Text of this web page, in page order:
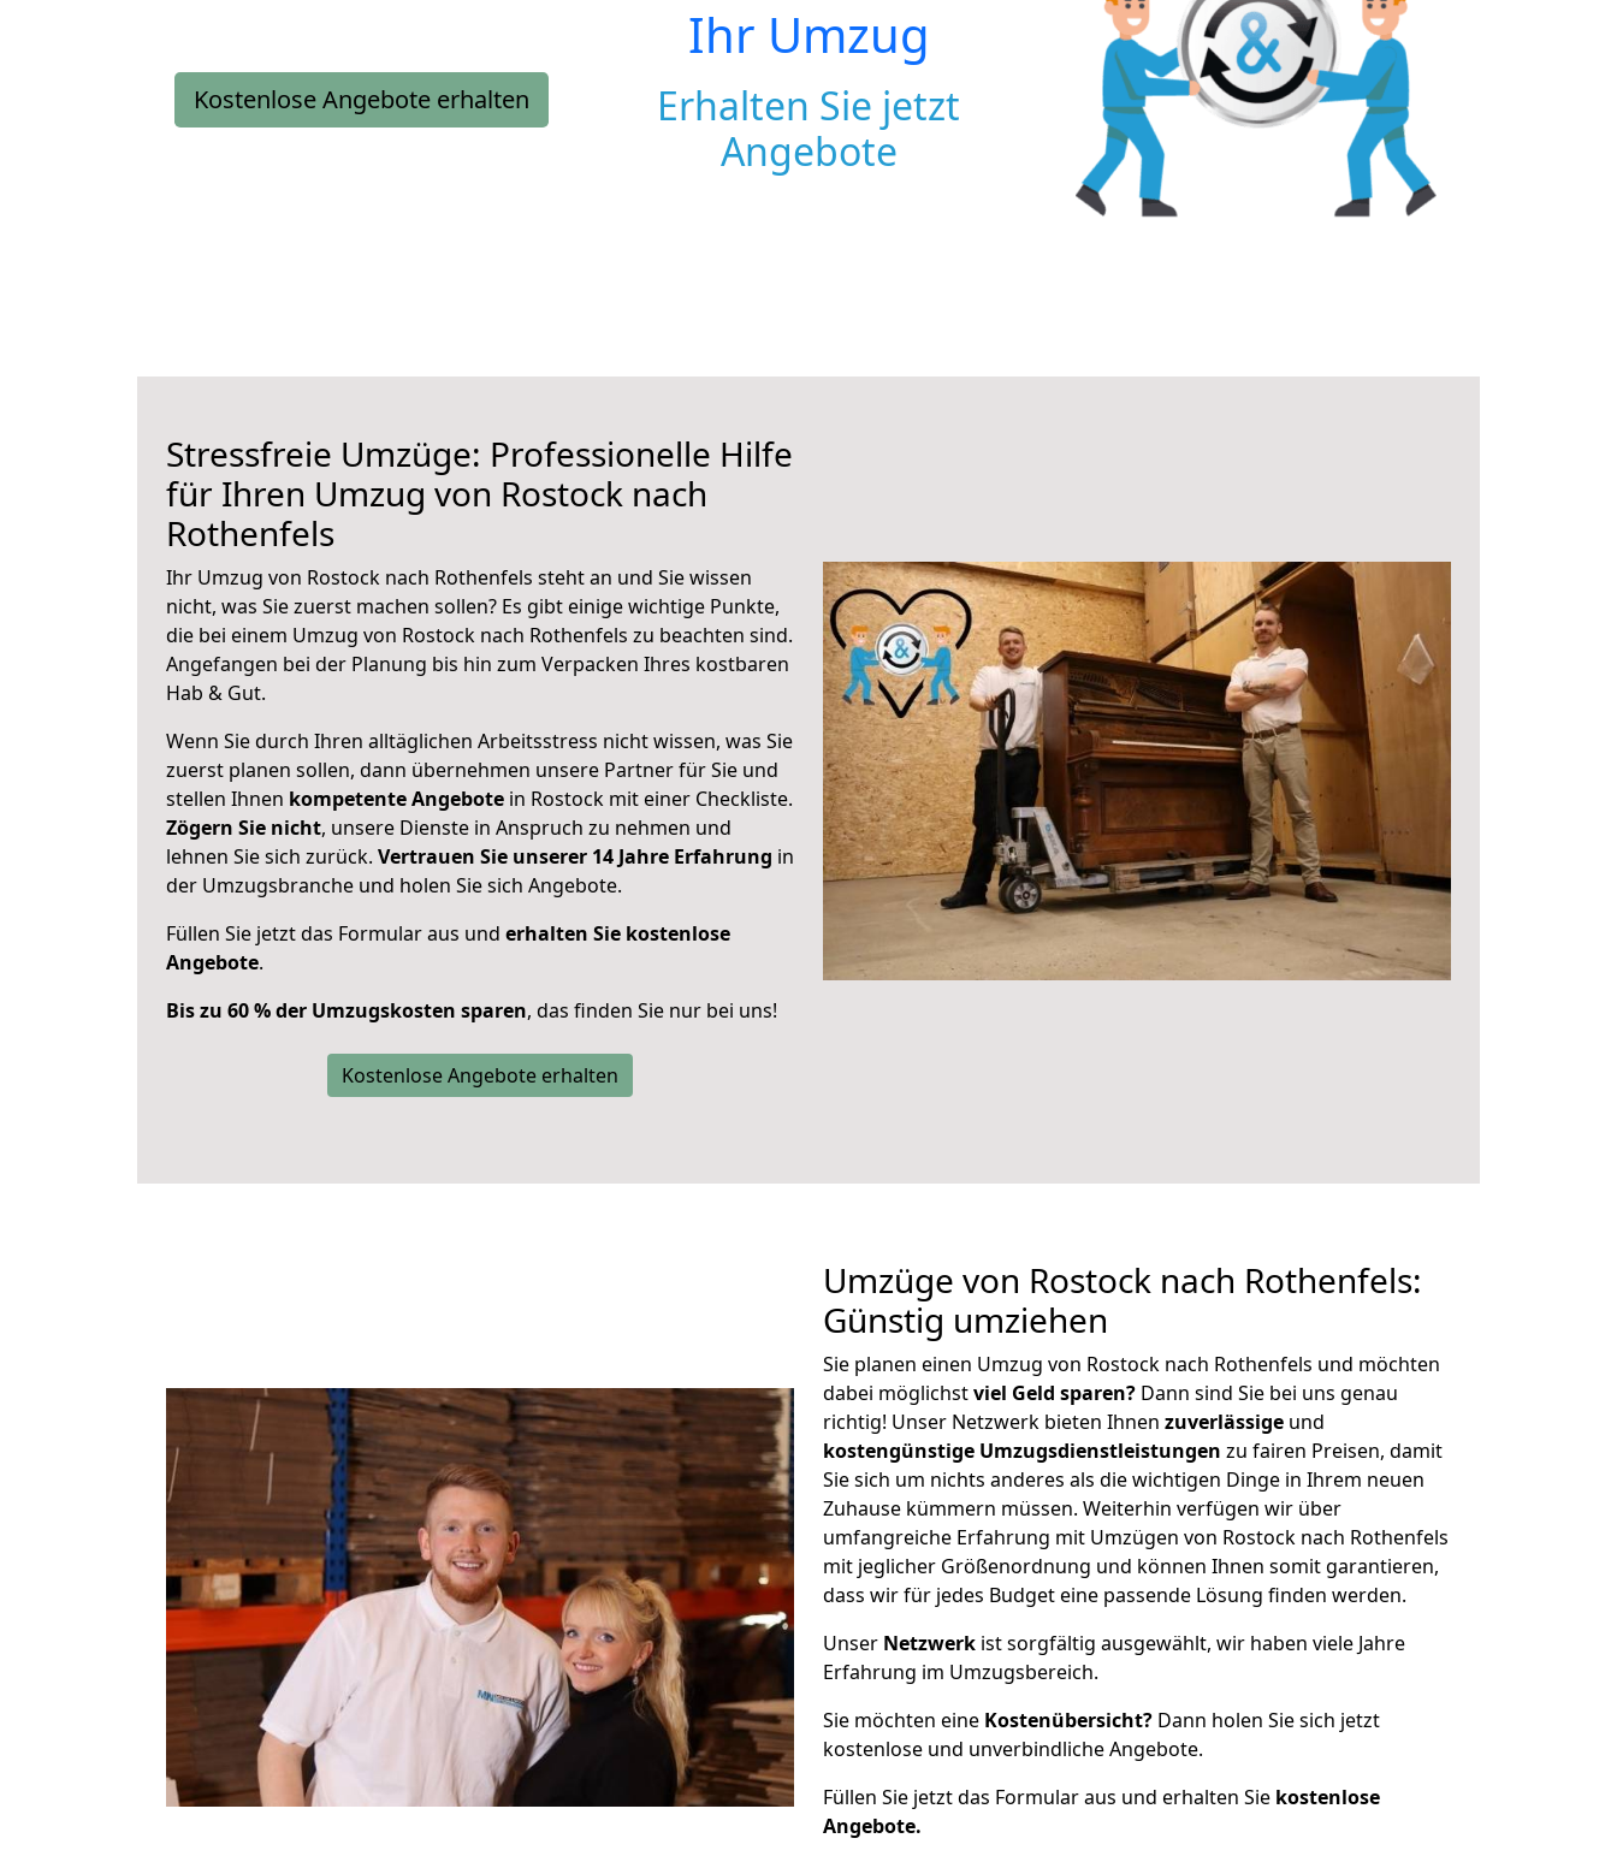
Kostenlose Angebote erhalten
Ihr Umzug
Erhalten Sie jetzt
Angebote
Stressfreie Umzüge: Professionelle Hilfe
für Ihren Umzug von Rostock nach
Rothenfels
Ihr Umzug von Rostock nach Rothenfels steht an und Sie wissen
nicht, was Sie zuerst machen sollen? Es gibt einige wichtige Punkte,
die bei einem Umzug von Rostock nach Rothenfels zu beachten sind.
Angefangen bei der Planung bis hin zum Verpacken Ihres kostbaren
Hab & Gut.
Wenn Sie durch Ihren alltäglichen Arbeitsstress nicht wissen, was Sie
zuerst planen sollen, dann übernehmen unsere Partner für Sie und
stellen Ihnen kompetente Angebote in Rostock mit einer Checkliste.
Zögern Sie nicht, unsere Dienste in Anspruch zu nehmen und
lehnen Sie sich zurück. Vertrauen Sie unserer 14 Jahre Erfahrung in
der Umzugsbranche und holen Sie sich Angebote.
Füllen Sie jetzt das Formular aus und erhalten Sie kostenlose
Angebote.
Bis zu 60 % der Umzugskosten sparen, das finden Sie nur bei uns!
Kostenlose Angebote erhalten
Umzüge von Rostock nach Rothenfels:
Günstig umziehen
Sie planen einen Umzug von Rostock nach Rothenfels und möchten
dabei möglichstviel Geld sparen? Dann sind Sie bei uns genau
richtig! Unser Netzwerk bieten Ihnen zuverlässige und
kostengünstige Umzugsdienstleistungen zu fairen Preisen, damit
Sie sich um nichts anderes als die wichtigen Dinge in Ihrem neuen
Zuhause kümmern müssen. Weiterhin verfügen wir über
umfangreiche Erfahrung mit Umzügen von Rostock nach Rothenfels
mit jeglicher Größenordnung und können Ihnen somit garantieren,
dass wir für jedes Budget eine passende Lösung finden werden.
Unser Netzwerk ist sorgfältig ausgewählt, wir haben viele Jahre
Erfahrung im Umzugsbereich.
Sie möchten eine Kostenübersicht? Dann holen Sie sich jetzt
kostenlose und unverbindliche Angebote.
Füllen Sie jetzt das Formular aus und erhalten Sie kostenlose
Angebote.